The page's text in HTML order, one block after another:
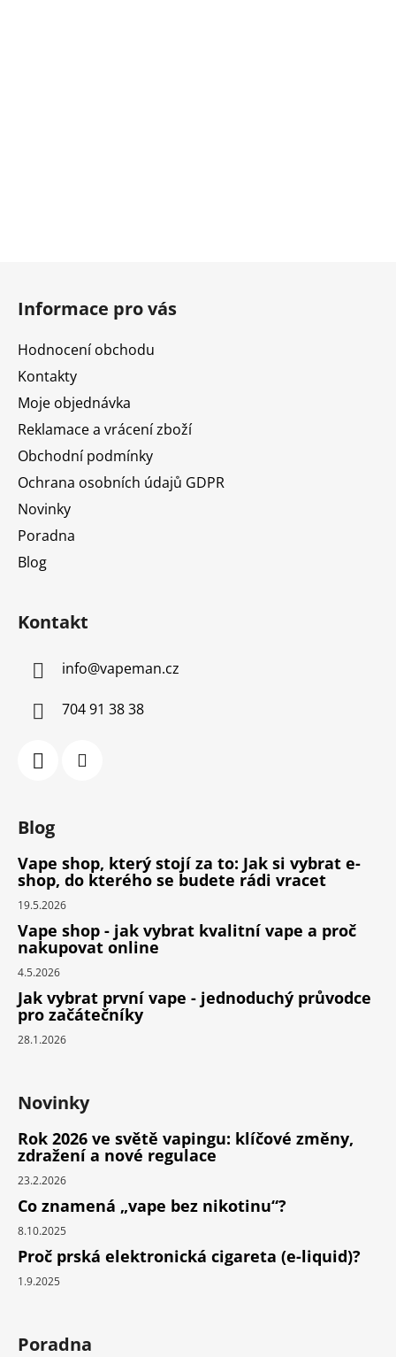
Informace pro vás
Hodnocení obchodu
Kontakty
Moje objednávka
Reklamace a vrácení zboží
Obchodní podmínky
Ochrana osobních údajů GDPR
Novinky
Poradna
Blog
Kontakt
info@vapeman.cz
704 91 38 38
Blog
Vape shop, který stojí za to: Jak si vybrat e-
shop, do kterého se budete rádi vracet
19.5.2026
Vape shop - jak vybrat kvalitní vape a proč
nakupovat online
4.5.2026
Jak vybrat první vape - jednoduchý průvodce
pro začátečníky
28.1.2026
Novinky
Rok 2026 ve světě vapingu: klíčové změny,
zdražení a nové regulace
23.2.2026
Co znamená „vape bez nikotinu“?
8.10.2025
Proč prská elektronická cigareta (e-liquid)?
1.9.2025
Poradna